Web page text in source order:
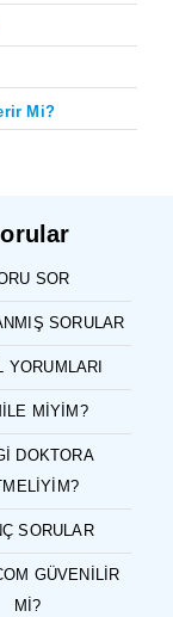
Mi?
SOR
SORULAR
YORUMLARI
MIYIM?
DOKTORA
SORULAR
GÜVENILIR
MI?